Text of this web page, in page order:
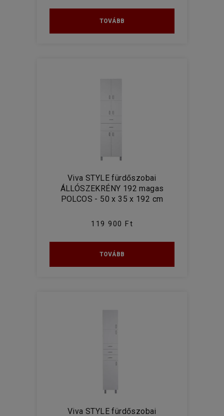
TOVÁBB
Viva STYLE fürdőszobai
ÁLLÓSZEKRÉNY 192 magas
POLCOS - 50 x 35 x 192 cm
119 900 Ft
TOVÁBB
Viva STYLE fürdőszobai